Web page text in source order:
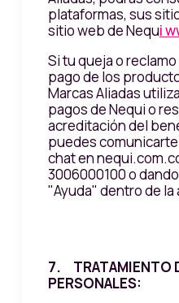
plataformas, sus
sitio web de Nequi
Si tu queja o
pago de los
Marcas Aliadas
pagos de Nequi o
acreditación del
puedes
chat en
3006000100 o
"Ayuda" dentro de la
7. TRATAMIENTO
PERSONALES: